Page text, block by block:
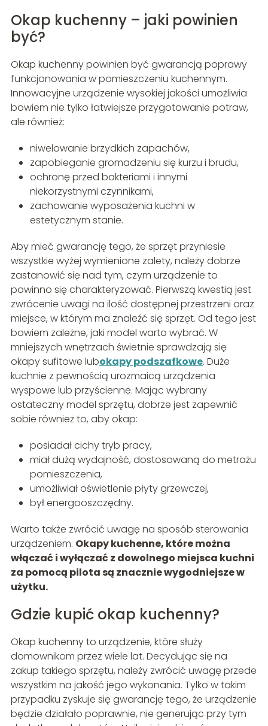
Okap kuchenny – jaki powinien
być?
Okap kuchenny powinien być gwarancją poprawy
funkcjonowania w pomieszczeniu kuchennym.
Innowacyjne urządzenie wysokiej jakości umożliwia
bowiem nie tylko łatwiejsze przygotowanie potraw,
ale również:
niwelowanie brzydkich zapachów,
zapobieganie gromadzeniu się kurzu i brudu,
ochronę przed bakteriami i innymi
niekorzystnymi czynnikami,
zachowanie wyposażenia kuchni w
estetycznym stanie.
Aby mieć gwarancję tego, że sprzęt przyniesie
wszystkie wyżej wymienione zalety, należy dobrze
zastanowić się nad tym, czym urządzenie to
powinno się charakteryzować. Pierwszą kwestią jest
zwrócenie uwagi na ilość dostępnej przestrzeni oraz
miejsce, w którym ma znaleźć się sprzęt. Od tego jest
bowiem zależne, jaki model warto wybrać. W
mniejszych wnętrzach świetnie sprawdzają się
okapy sufitowe lubokapy podszafkowe. Duże
kuchnie z pewnością urozmaicą urządzenia
wyspowe lub przyścienne. Mając wybrany
ostateczny model sprzętu, dobrze jest zapewnić
sobie również to, aby okap:
posiadał cichy tryb pracy,
miał dużą wydajność, dostosowaną do metrażu
pomieszczenia,
umożliwiał oświetlenie płyty grzewczej,
był energooszczędny.
Warto także zwrócić uwagę na sposób sterowania
urządzeniem. Okapy kuchenne, które można
włączać i wyłączać z dowolnego miejsca kuchni
za pomocą pilota są znacznie wygodniejsze w
użytku.
Gdzie kupić okap kuchenny?
Okap kuchenny to urządzenie, które służy
domownikom przez wiele lat. Decydując się na
zakup takiego sprzętu, należy zwrócić uwagę przede
wszystkim na jakość jego wykonania. Tylko w takim
przypadku zyskuje się gwarancję tego, że urządzenie
będzie działało poprawnie, nie generując przy tym